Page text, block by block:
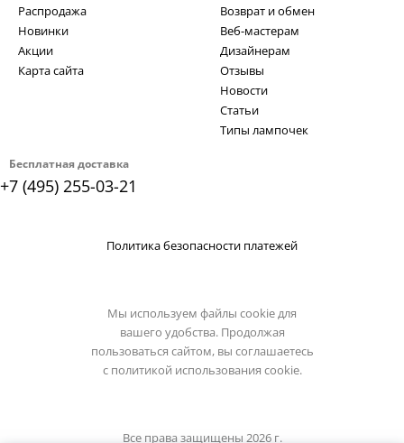
Бесплатная доставка
+7 (495) 255-03-21
Распродажа
Новинки
Акции
Карта сайта
Возврат и обмен
Веб-мастерам
Дизайнерам
Отзывы
Новости
Статьи
Типы лампочек
Политика безопасности платежей
Мы используем файлы cookie для
вашего удобства. Продолжая
пользоваться сайтом, вы соглашаетесь
с политикой использования cookie.
Все права защищены 2026 г.